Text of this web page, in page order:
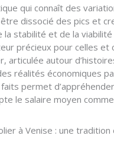
qui connaît des
dissocié des pics et
la stabilité et de la
précieux pour celles
articulée autour
réalités économiques
permet
le salaire moyen
à Venise : une